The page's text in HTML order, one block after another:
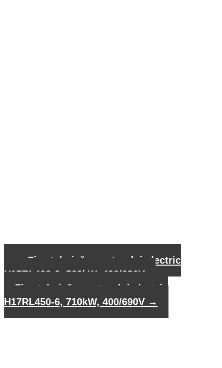
Fișa tehnică a motorului electric
H17RL400-6, 560kW, 400/690V
Fișa tehnică a motorului electric
H17RL450-6, 710kW, 400/690V →